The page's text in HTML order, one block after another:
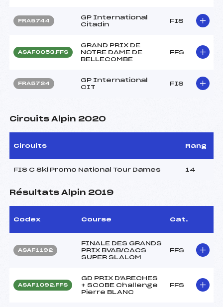
FRA5744
GP International
Citadin
FIS
ASAF0053.FFS
GRAND PRIX DE
NOTRE DAME DE
BELLECOMBE
FFS
FRA5724
GP International
CIT
FIS
Circuits Alpin 2020
Circuits Rang
FIS C Ski Promo National Tour Dames 14
Résultats Alpin 2019
Codex Course Cat.
ASAF1192
FINALE DES GRANDS
PRIX BVAB/CACS
SUPER SLALOM
FFS
ASAF1092.FFS
GD PRIX D'ARECHES
+ SCOBE Challenge
Pierre BLANC
FFS